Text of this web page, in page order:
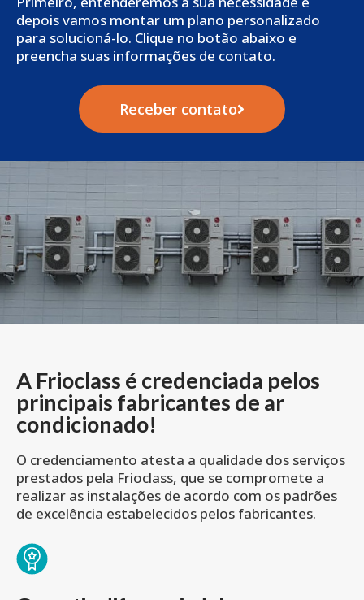
depois vamos montar um plano personalizado
para solucioná-lo. Clique no botão abaixo e
preencha suas informações de contato.
Receber contato
A Frioclass é credenciada pelos
principais fabricantes de ar
condicionado!
O credenciamento atesta a qualidade dos serviços
prestados pela Frioclass, que se compromete a
realizar as instalações de acordo com os padrões
de excelência estabelecidos pelos fabricantes.